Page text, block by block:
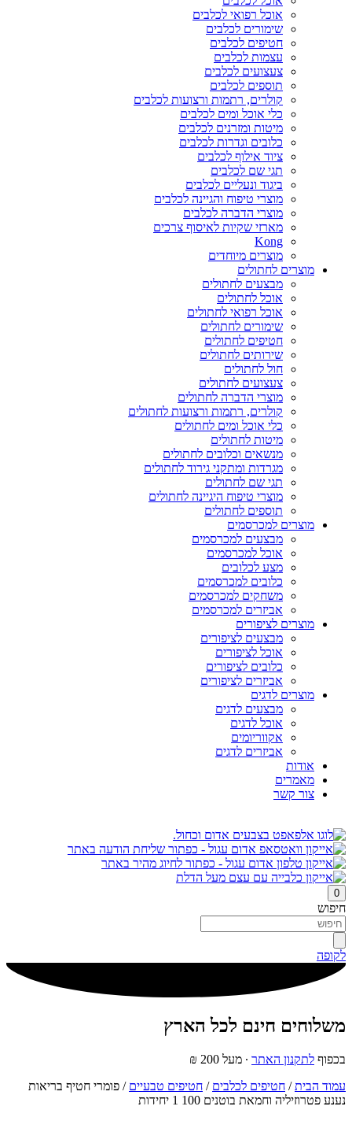
אוכל רפואי לכלבים
שימורים לכלבים
חטיפים לכלבים
עצמות לכלבים
צעצועים לכלבים
תוספים לכלבים
קולרים, רתמות ורצועות לכלבים
כלי אוכל ומים לכלבים
מיטות ומזרנים לכלבים
כלובים וגדרות לכלבים
ציוד אילוף לכלבים
תגי שם לכלבים
ביגוד ונעליים לכלבים
מוצרי טיפוח והגיינה לכלבים
מוצרי הדברה לכלבים
מארזי שקיות לאיסוף צרכים
Kong
מוצרים מיוחדים
מוצרים לחתולים
מבצעים לחתולים
אוכל לחתולים
אוכל רפואי לחתולים
שימורים לחתולים
חטיפים לחתולים
שירותים לחתולים
חול לחתולים
צעצועים לחתולים
מוצרי הדברה לחתולים
קולרים, רתמות ורצועות לחתולים
כלי אוכל ומים לחתולים
מיטות לחתולים
מנשאים וכלובים לחתולים
מגרדות ומתקני גירוד לחתולים
תגי שם לחתולים
מוצרי טיפוח היגיינה לחתולים
תוספים לחתולים
מוצרים למכרסמים
מבצעים למכרסמים
אוכל למכרסמים
מצע לכלובים
כלובים למכרסמים
משחקים למכרסמים
אביזרים למכרסמים
מוצרים לציפורים
מבצעים לציפורים
אוכל לציפורים
כלובים לציפורים
אביזרים לציפורים
מוצרים לדגים
מבצעים לדגים
אוכל לדגים
אקווריומים
אביזרים לדגים
אודות
מאמרים
צור קשר
0
חיפוש
לקופה
משלוחים חינם לכל הארץ
בכפוף לתקנון האתר ∙ מעל 200 ₪
עמוד הבית/ חטיפים לכלבים / חטיפים טבעיים / פומרי חטיף בריאות
נענע פטרוזיליה וחמאת בוטנים 100 1 יחידות